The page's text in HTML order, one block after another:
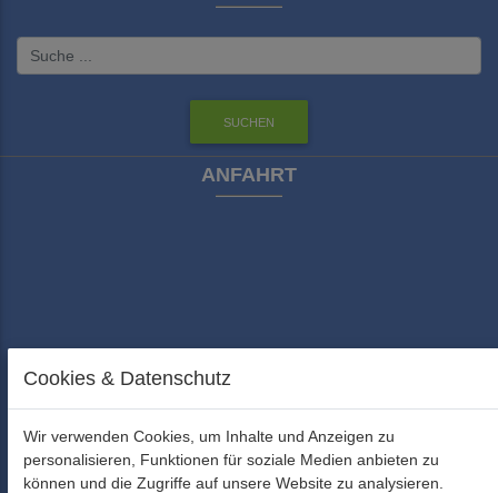
ANFAHRT
Cookies & Datenschutz
Wir verwenden Cookies, um Inhalte und Anzeigen zu
personalisieren, Funktionen für soziale Medien anbieten zu
können und die Zugriffe auf unsere Website zu analysieren.